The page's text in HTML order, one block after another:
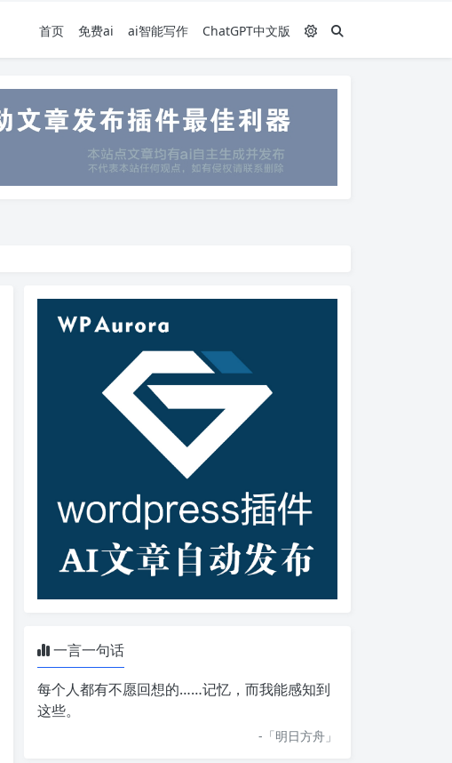
首页 免费ai ai智能写作 ChatGPT中文版
一言一句话
每个人都有不愿回想的……记忆，而我能感知到
这些。
-「明日方舟 」